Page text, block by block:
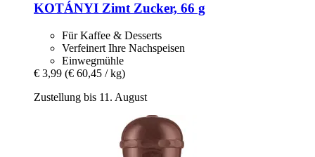
KOTÁNYI Zimt Zucker, 66 g
Für Kaffee & Desserts
Verfeinert Ihre Nachspeisen
Einwegmühle
€ 3,99 (€ 60,45 / kg)
Zustellung bis 11. August